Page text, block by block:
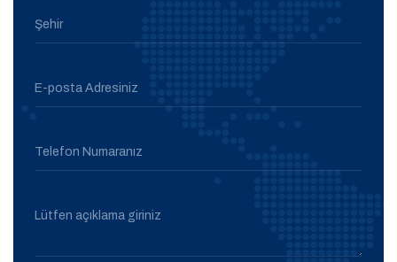
Şehir
E-posta Adresiniz
Telefon Numaranız
Lütfen açıklama giriniz